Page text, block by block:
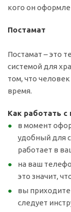
кого он
Постамат
Постамат – это
системой для
том, что
время.
Как работать
в момент
удобный для
работает в
на ваш
это значит,
вы приходите
следует